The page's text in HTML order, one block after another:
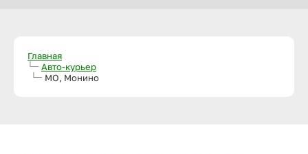
Главная
Авто-курьер
МО, Монино